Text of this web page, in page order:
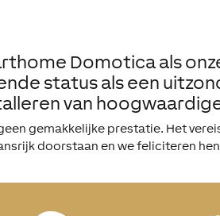
Domotica als
status als een
van
gemakkelijke prestatie. Het
doorstaan en we feliciteren